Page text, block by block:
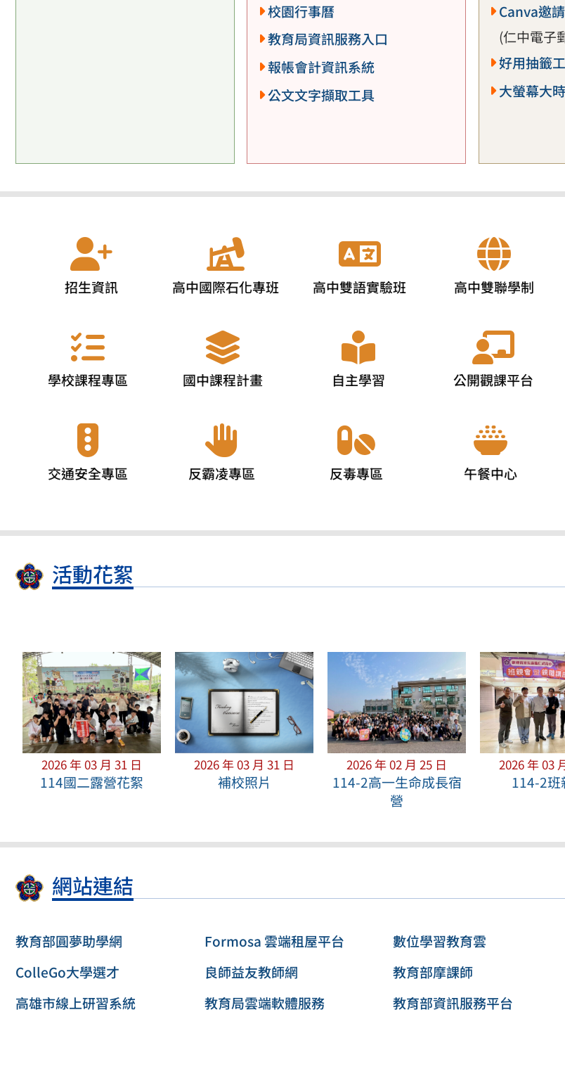
校園行事曆
教育局資訊服務入口
報帳會計資訊系統
公文文字擷取工具
Canva邀
(仁中電子
好用抽籤
大螢幕大
招生資訊 高中國際石化專班 高中雙語實驗班 高中雙聯學制
學校課程專區 國中課程計畫 自主學習 公開觀課平台
交通安全專區 反霸凌專區 反毒專區 午餐中心
活動花絮
2026 年 03 月 31 日
114國二露營花絮
2026 年 03 月 31 日
補校照片
2026 年 02 月 25 日
114-2高一生命成長宿
營
2026 年 03
114-2班
網站連結
教育部圓夢助學網 Formosa 雲端租屋平台
數位學習教育雲
ColleGo大學選才
良師益友教師網
教育部摩課師
高雄市線上研習系統
教育局雲端軟體服務 教育部資訊服務平台